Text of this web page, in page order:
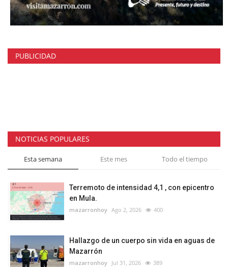
PUBLICIDAD
NOTICIAS POPULARES
Esta semana Este mes Todo el tiempo
Terremoto de intensidad 4,1 , con epicentro
en Mula.
mazarronhoy Ago 2, 2026 400
Hallazgo de un cuerpo sin vida en aguas de
Mazarrón
mazarronhoy Jul 31, 2026 389